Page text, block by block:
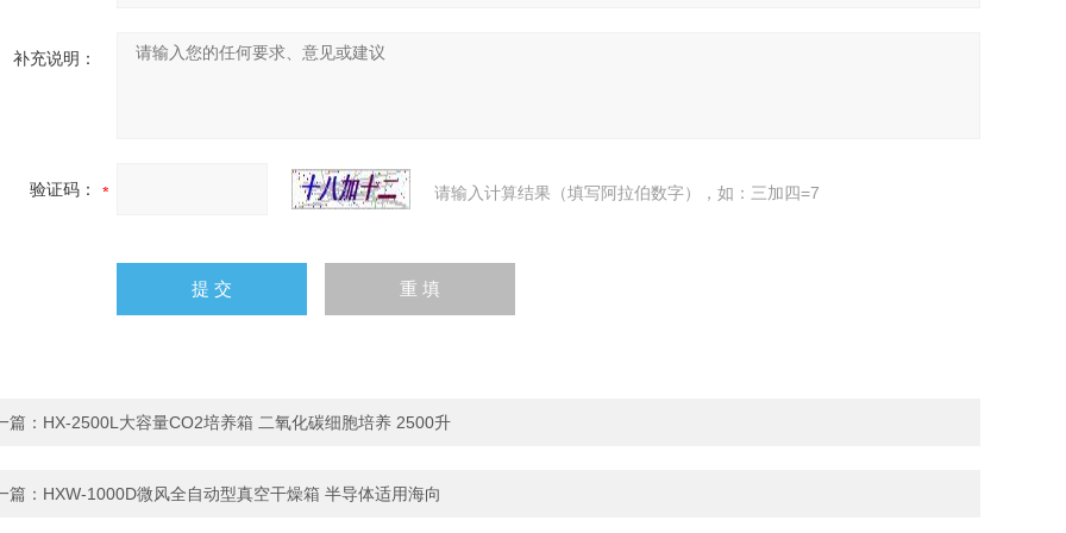
补充说明：
验证码： 请输入计算结果（填写阿拉伯数字），如：三加四=7
篇： HX-2500L大容量CO2培养箱 二氧化碳细胞培养 2500升
篇： HXW-1000D微风全自动型真空干燥箱 半导体适用海向